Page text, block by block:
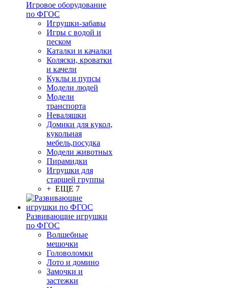
Игровое оборудование
по ФГОС
Игрушки-забавы
Игры с водой и
песком
Каталки и качалки
Коляски, кроватки
и качели
Куклы и пупсы
Модели людей
Модели
транспорта
Неваляшки
Домики для кукол,
кукольная
мебель,посудка
Модели животных
Пирамидки
Игрушки для
старшей группы
+ ЕЩЕ 7
Развивающие игрушки
по ФГОС
Волшебные
мешочки
Головоломки
Лото и домино
Замочки и
застежки